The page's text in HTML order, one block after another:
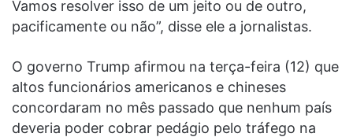
Vamos resolver isso de um jeito ou de outro,
pacificamente ou não”, disse ele a jornalistas.
O governo Trump afirmou na terça-feira (12) que
altos funcionários americanos e chineses
concordaram no mês passado que nenhum país
deveria poder cobrar pedágio pelo tráfego na